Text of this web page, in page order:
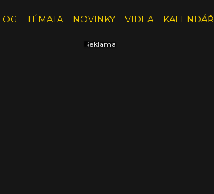
TÉMATA NOVINKY VIDEA KALENDÁŘ